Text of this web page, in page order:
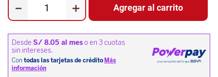
＋
－ Agregar al carrito